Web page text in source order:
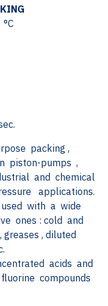
packing ,
piston-pumps ,
and chemical
applications.
with a wide
ones : cold and
, diluted
acids and
compounds